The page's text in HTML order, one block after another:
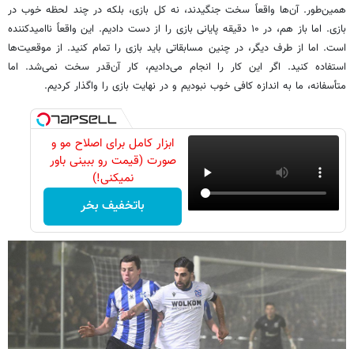
همین‌طور. آن‌ها واقعاً سخت جنگیدند، نه کل بازی، بلکه در چند لحظه خوب در
بازی. اما باز هم، در ۱۰ دقیقه پایانی بازی را از دست دادیم. این واقعاً ناامیدکننده
است. اما از طرف دیگر، در چنین مسابقاتی باید بازی را تمام کنید. از موقعیت‌ها
استفاده کنید. اگر این کار را انجام می‌دادیم، کار آن‌قدر سخت نمی‌شد. اما
متأسفانه، ما به اندازه کافی خوب نبودیم و در نهایت بازی را واگذار کردیم.
ابزار کامل برای اصلاح مو و
صورت (قیمت رو ببینی باور
نمیکنی!)
باتخفیف بخر